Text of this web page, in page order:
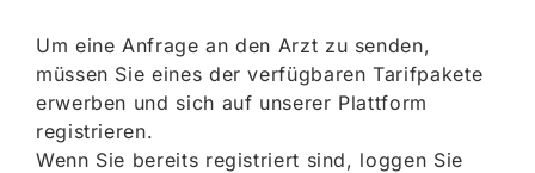
Um eine Anfrage an den Arzt zu senden,
müssen Sie eines der verfügbaren Tarifpakete
erwerben und sich auf unserer Plattform
registrieren.
Wenn Sie bereits registriert sind, loggen Sie